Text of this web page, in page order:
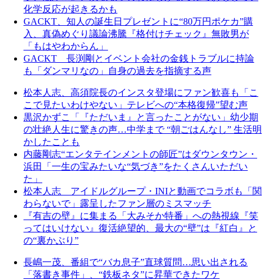
化学反応が起きるかも
GACKT、知人の誕生日プレゼントに“80万円ポケカ”購
入、真偽めぐり議論沸騰『格付けチェック』無敗男が
「もはやわからん」
GACKT 長渕剛とイベント会社の金銭トラブルに持論
も「ダンマリなの」自身の過去を指摘する声
松本人志、高須院長のインスタ登場にファン歓喜も「こ
こで見たいわけやない」テレビへの“本格復帰”望む声
黒沢かずこ「『ただいま』と言ったことがない」幼少期
の壮絶人生に驚きの声…中学まで “朝ごはんなし” 生活明
かしたことも
内藤剛志“エンタテインメントの師匠”はダウンタウン・
浜田「一生の宝みたいな“気づき”をたくさんいただい
た」
松本人志 アイドルグループ・INIと動画でコラボも「関
わらないで」露呈したファン層のミスマッチ
『有吉の壁』に集まる「大みそか特番」への熱視線『笑
ってはいけない』復活絶望的、最大の“壁”は『紅白』と
の“裏かぶり”
長嶋一茂、番組で“バカ息子”直球質問…思い出される
「落書き事件」、“鉄板ネタ”に昇華できたワケ